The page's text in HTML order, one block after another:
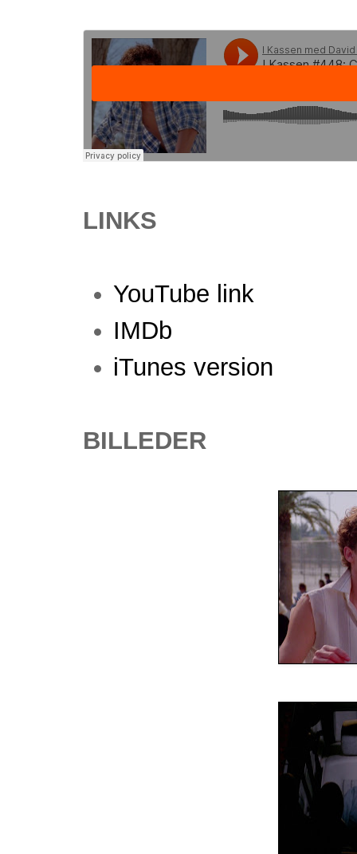
LINKS
YouTube link
IMDb
iTunes version
BILLEDER